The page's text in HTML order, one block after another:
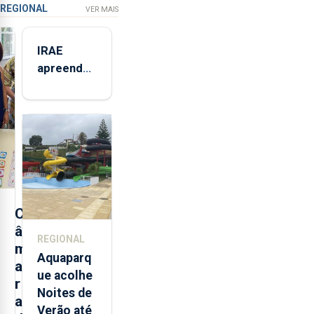
REGIONAL VER MAIS
C
â
m
a
r
a
IRAE
apreendeu
toneladas
de
alimentos
entre
2021 e
2025 nos
Açores
REGIONAL
Aquaparq
ue acolhe
Noites de
Verão até